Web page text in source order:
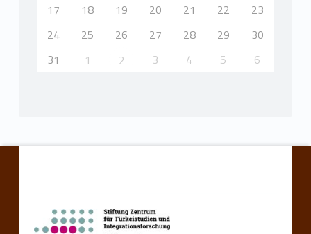
17
18 19 20 21 22
23
24
25 26 27 28 29
30
31
1 2 3 4 5 6